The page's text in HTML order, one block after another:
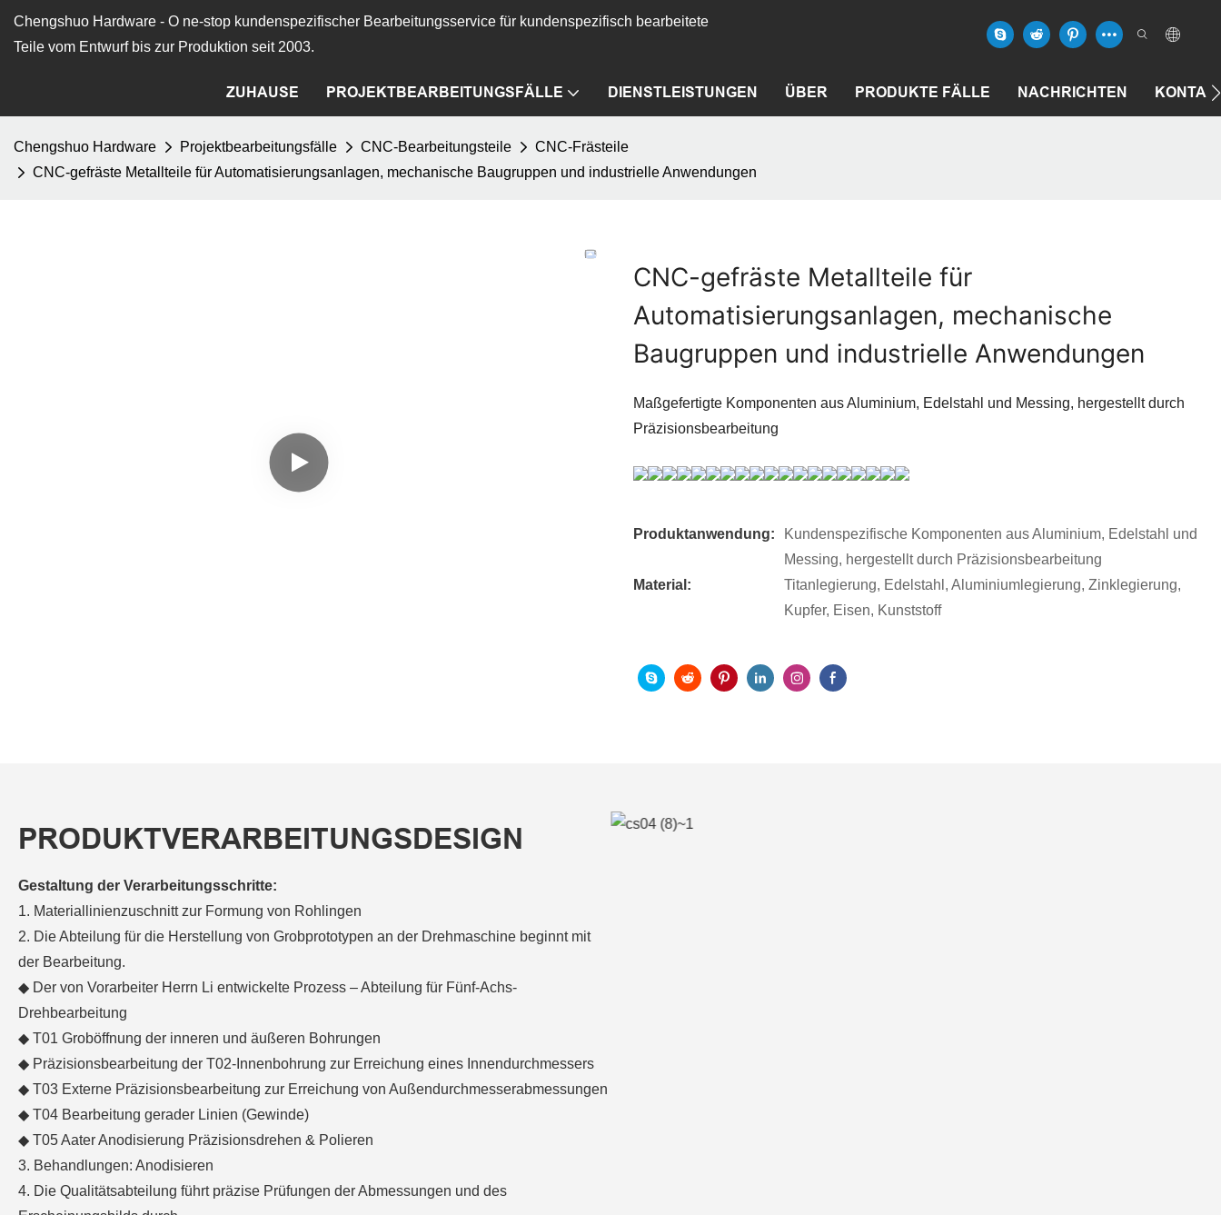
Chengshuo Hardware - O ne-stop kundenspezifischer Bearbeitungsservice für kundenspezifisch bearbeitete
Teile vom Entwurf bis zur Produktion seit 2003.
ZUHAUSE PROJEKTBEARBEITUNGSFÄLLE DIENSTLEISTUNGEN ÜBER PRODUKTE FÄLLE NACHRICHTEN
Chengshuo Hardware Projektbearbeitungsfälle CNC-Bearbeitungsteile
CNC-Frästeile
CNC-gefräste Metallteile für Automatisierungsanlagen, mechanische Baugruppen und industrielle Anwendungen
CNC-gefräste Metallteile für
Automatisierungsanlagen, mechanische
Baugruppen und industrielle Anwendungen
Maßgefertigte Komponenten aus Aluminium, Edelstahl und Messing, hergestellt durch
Präzisionsbearbeitung
Produktanwendung:
Kundenspezifische Komponenten aus Aluminium, Edelstahl und
Messing, hergestellt durch Präzisionsbearbeitung
Material:
Titanlegierung, Edelstahl, Aluminiumlegierung, Zinklegierung,
Kupfer, Eisen, Kunststoff
PRODUKTVERARBEITUNGSDESIGN
Gestaltung der Verarbeitungsschritte:
1. Materiallinienzuschnitt zur Formung von Rohlingen
2. Die Abteilung für die Herstellung von Grobprototypen an der Drehmaschine beginnt mit
der Bearbeitung.
◆ Der von Vorarbeiter Herrn Li entwickelte Prozess – Abteilung für Fünf-Achs-
Drehbearbeitung
◆ T01 Groböffnung der inneren und äußeren Bohrungen
◆ Präzisionsbearbeitung der T02-Innenbohrung zur Erreichung eines Innendurchmessers
◆ T03 Externe Präzisionsbearbeitung zur Erreichung von Außendurchmesserabmessungen
◆ T04 Bearbeitung gerader Linien (Gewinde)
◆ T05 Aater Anodisierung Präzisionsdrehen & Polieren
3. Behandlungen: Anodisieren
4. Die Qualitätsabteilung führt präzise Prüfungen der Abmessungen und des